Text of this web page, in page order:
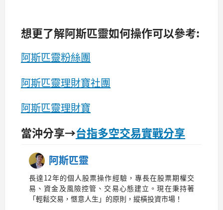
想更了解阿斯匹靈如何操作可以參考:
阿斯匹靈粉絲團
阿斯匹靈理財寶社團
阿斯匹靈理財寶
當沖分享→台指多空交易實戰分享
阿斯匹靈
長達12年的個人股票操作經驗，專長在股票期權交
易、資金及風險控管、交易心態建立。現在秉持著
「輕鬆交易，愜意人生」的原則，縱橫投資市場！